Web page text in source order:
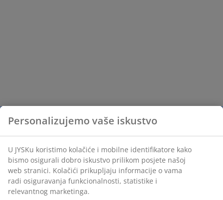
Personalizujemo vaše iskustvo
U JYSKu koristimo kolačiće i mobilne identifikatore kako
bismo osigurali dobro iskustvo prilikom posjete našoj
web stranici. Kolačići prikupljaju informacije o vama
radi osiguravanja funkcionalnosti, statistike i
relevantnog marketinga.